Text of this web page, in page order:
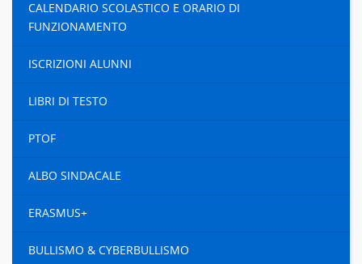
CALENDARIO SCOLASTICO E ORARIO DI
FUNZIONAMENTO
ISCRIZIONI ALUNNI
LIBRI DI TESTO
PTOF
ALBO SINDACALE
ERASMUS+
BULLISMO & CYBERBULLISMO